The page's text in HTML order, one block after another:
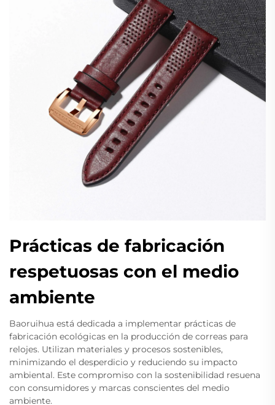
Prácticas de fabricación
respetuosas con el medio
ambiente
Baoruihua está dedicada a implementar prácticas de
fabricación ecológicas en la producción de correas para
relojes. Utilizan materiales y procesos sostenibles,
minimizando el desperdicio y reduciendo su impacto
ambiental. Este compromiso con la sostenibilidad resuena
con consumidores y marcas conscientes del medio
ambiente.